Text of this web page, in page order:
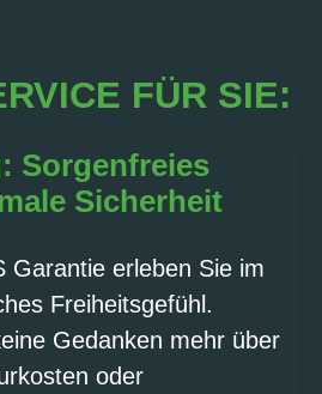
FÜR SIE:
Sorgenfreies
Sicherheit
Garantie erleben Sie im
Freiheitsgefühl.
Gedanken mehr über
oder